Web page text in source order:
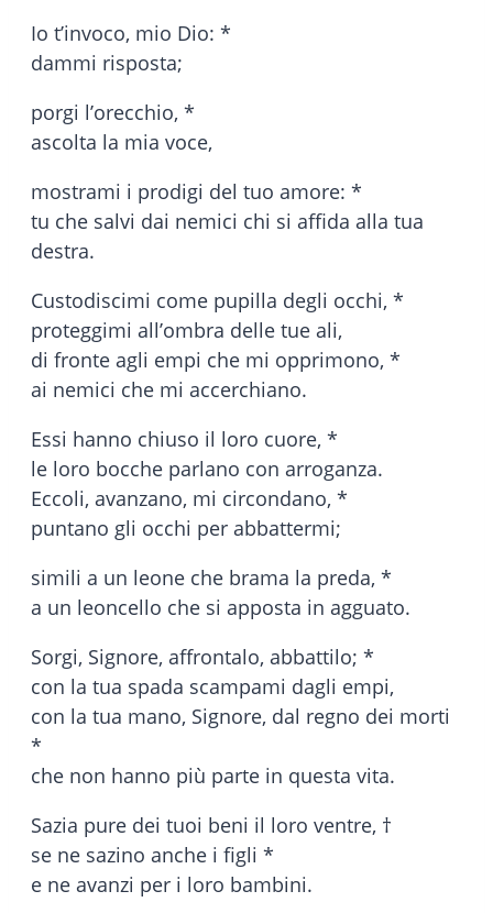
Io t’invoco, mio Dio: *
dammi risposta;
porgi l’orecchio, *
ascolta la mia voce,
mostrami i prodigi del tuo amore: *
tu che salvi dai nemici chi si affida alla tua
destra.
Custodiscimi come pupilla degli occhi, *
proteggimi all’ombra delle tue ali,
di fronte agli empi che mi opprimono, *
ai nemici che mi accerchiano.
Essi hanno chiuso il loro cuore, *
le loro bocche parlano con arroganza.
Eccoli, avanzano, mi circondano, *
puntano gli occhi per abbattermi;
simili a un leone che brama la preda, *
a un leoncello che si apposta in agguato.
Sorgi, Signore, affrontalo, abbattilo; *
con la tua spada scampami dagli empi,
con la tua mano, Signore, dal regno dei morti
*
che non hanno più parte in questa vita.
Sazia pure dei tuoi beni il loro ventre, †
se ne sazino anche i figli *
e ne avanzi per i loro bambini.